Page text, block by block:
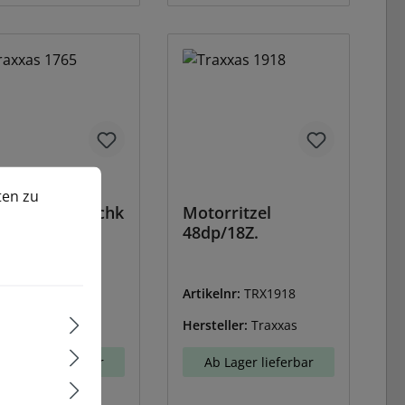
Traxxas
Ab Lager lieferbar
Motorritzel
48dp/18Z.
Artikelnr:TRX1918
Hersteller:Traxxas
Ab Lager lieferbar
können.
Mehr Informationen ...
zu